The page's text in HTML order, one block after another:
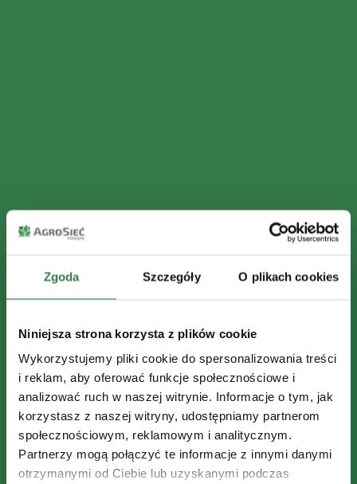
Zgoda Szczegóły O plikach cookies
Niniejsza strona korzysta z plików cookie
Wykorzystujemy pliki cookie do spersonalizowania treści
i reklam, aby oferować funkcje społecznościowe i
analizować ruch w naszej witrynie. Informacje o tym, jak
korzystasz z naszej witryny, udostępniamy partnerom
społecznościowym, reklamowym i analitycznym.
Partnerzy mogą połączyć te informacje z innymi danymi
otrzymanymi od Ciebie lub uzyskanymi podczas